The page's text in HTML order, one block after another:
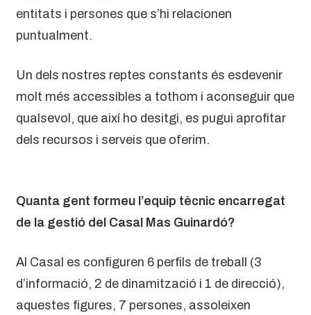
entitats i persones que s’hi relacionen
puntualment.
Un dels nostres reptes constants és esdevenir
molt més accessibles a tothom i aconseguir que
qualsevol, que així ho desitgi, es pugui aprofitar
dels recursos i serveis que oferim.
Quanta gent formeu l’equip tècnic encarregat
de la gestió del Casal Mas Guinardó?
Al Casal es configuren 6 perfils de treball (3
d’informació, 2 de dinamització i 1 de direcció),
aquestes figures, 7 persones, assoleixen